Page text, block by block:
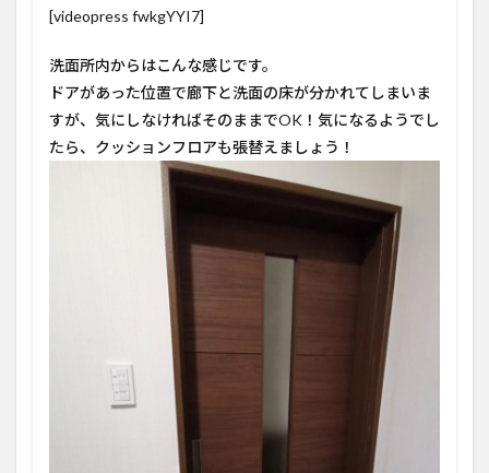
[videopress fwkgYYI7]
洗面所内からはこんな感じです。
ドアがあった位置で廊下と洗面の床が分かれてしまいま
すが、気にしなければそのままでOK！気になるようでし
たら、クッションフロアも張替えましょう！